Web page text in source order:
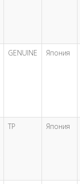
GENUINE Япония
TP Япония